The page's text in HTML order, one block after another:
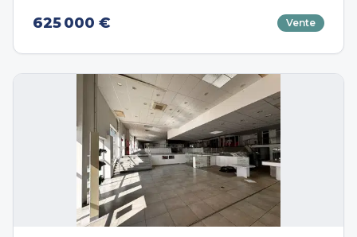
625 000 € Vente